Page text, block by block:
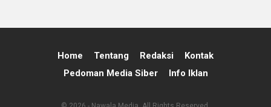
Home Tentang Redaksi
Kontak
Pedoman Media Siber
Info Iklan